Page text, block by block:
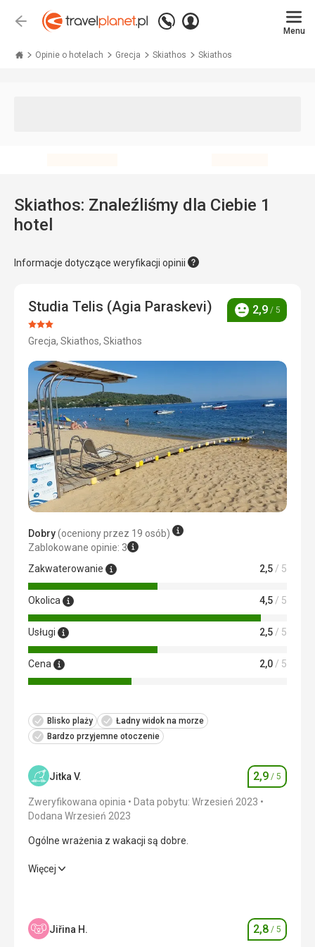
Wstecz
Zadzwoń
+48 71 771 76 55
Zaloguj
Menu
Opinie o hotelach Grecja Skiathos Skiathos
Skiathos: Znaleźliśmy dla Ciebie 1
hotel
Informacje dotyczące weryfikacji opinii
Studia Telis (Agia Paraskevi)
Ocena:
3/5
Grecja, Skiathos, Skiathos
Ocena
2,9 / 5
Dobry(oceniony przez 19 osób)
Zablokowane opinie: 3
Zakwaterowanie
2,5 / 5
Okolica 4,5 / 5
Usługi 2,5 / 5
Cena 2,0 / 5
Blisko plaży
Ładny widok na morze
Bardzo przyjemne otoczenie
Jitka V. Ocena
2,9 / 5
Zweryfikowana opinia
Data pobytu: Wrzesień 2023
Dodana Wrzesień 2023
Ogólne wrażenia z wakacji są dobre.
Ogólne wrażenia z wakacji są dobre.
Okolica 4,0/ 5
Więcej
Jiřina H. Ocena
2,8 / 5